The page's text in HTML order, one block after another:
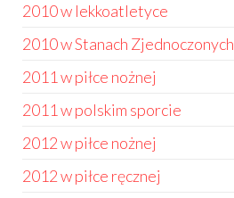
2010 w lekkoatletyce
2010 w Stanach Zjednoczonych
2011 w piłce nożnej
2011 w polskim sporcie
2012 w piłce nożnej
2012 w piłce ręcznej